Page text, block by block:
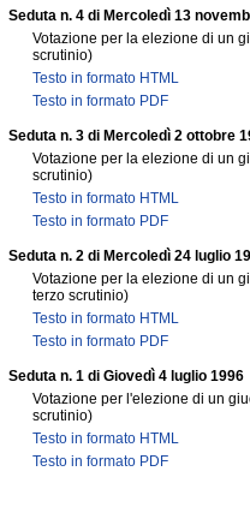
Seduta n. 4 di Mercoledì 13
Votazione per la elezione di un
scrutinio)
Testo in formato HTML
Testo in formato PDF
Seduta n. 3 di Mercoledì 2 ottobre
Votazione per la elezione di un
scrutinio)
Testo in formato HTML
Testo in formato PDF
Seduta n. 2 di Mercoledì 24 luglio
Votazione per la elezione di un
terzo scrutinio)
Testo in formato HTML
Testo in formato PDF
Seduta n. 1 di Giovedì 4 luglio 1996
Votazione per l'elezione di un
scrutinio)
Testo in formato HTML
Testo in formato PDF